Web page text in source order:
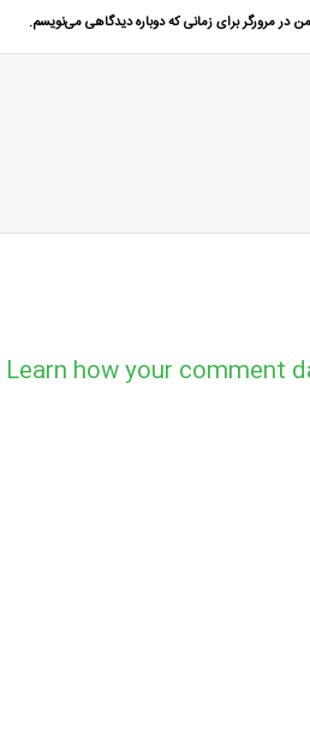
در مرورگر برای زمانی که دوباره دیدگاهی می‌نویسم.
Learn how your comment